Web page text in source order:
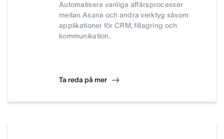
Automatisera vanliga affärsprocesser
mellan Asana och andra verktyg såsom
applikationer för CRM, fillagring och
kommunikation.
Ta reda på mer